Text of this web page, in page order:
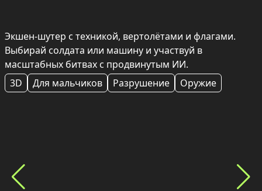
Экшен-шутер с техникой, вертолётами и флагами.
Выбирай солдата или машину и участвуй в
масштабных битвах с продвинутым ИИ.
3D
Для мальчиков Разрушение Оружие